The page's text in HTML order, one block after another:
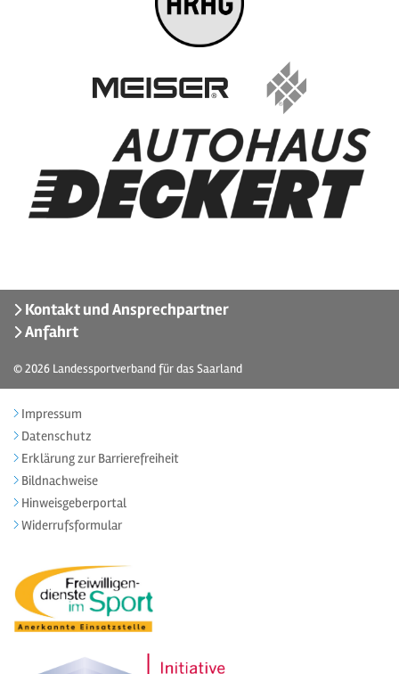
Kontakt und Ansprechpartner
Anfahrt
© 2026 Landessportverband für das Saarland
Impressum
Datenschutz
Erklärung zur Barrierefreiheit
Bildnachweise
Hinweisgeberportal
Widerrufsformular